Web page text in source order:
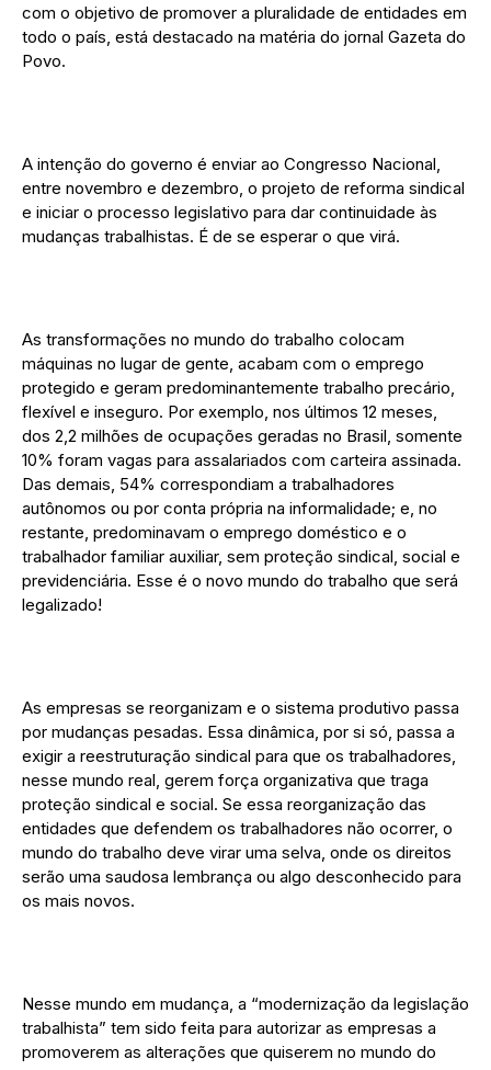
com o objetivo de promover a pluralidade de entidades em
todo o país, está destacado na matéria do jornal Gazeta do
Povo.
A intenção do governo é enviar ao Congresso Nacional,
entre novembro e dezembro, o projeto de reforma sindical
e iniciar o processo legislativo para dar continuidade às
mudanças trabalhistas. É de se esperar o que virá.
As transformações no mundo do trabalho colocam
máquinas no lugar de gente, acabam com o emprego
protegido e geram predominantemente trabalho precário,
flexível e inseguro. Por exemplo, nos últimos 12 meses,
dos 2,2 milhões de ocupações geradas no Brasil, somente
10% foram vagas para assalariados com carteira assinada.
Das demais, 54% correspondiam a trabalhadores
autônomos ou por conta própria na informalidade; e, no
restante, predominavam o emprego doméstico e o
trabalhador familiar auxiliar, sem proteção sindical, social e
previdenciária. Esse é o novo mundo do trabalho que será
legalizado!
As empresas se reorganizam e o sistema produtivo passa
por mudanças pesadas. Essa dinâmica, por si só, passa a
exigir a reestruturação sindical para que os trabalhadores,
nesse mundo real, gerem força organizativa que traga
proteção sindical e social. Se essa reorganização das
entidades que defendem os trabalhadores não ocorrer, o
mundo do trabalho deve virar uma selva, onde os direitos
serão uma saudosa lembrança ou algo desconhecido para
os mais novos.
Nesse mundo em mudança, a “modernização da legislação
trabalhista” tem sido feita para autorizar as empresas a
promoverem as alterações que quiserem no mundo do